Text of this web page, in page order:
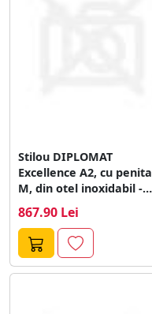
Stilou DIPLOMAT
Excellence A2, cu penita
M, din otel inoxidabil -
867.90 Lei